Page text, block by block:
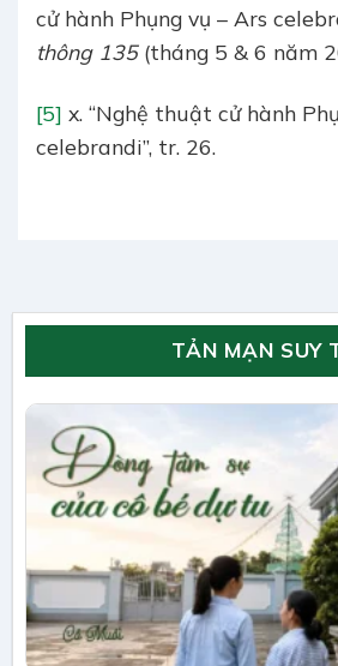
cử hành Phụng vụ – Ars
thông 135(tháng 5 & 6 năm
[5] x. “Nghệ thuật cử hành
celebrandi”, tr. 26.
TẢN MẠN SUY